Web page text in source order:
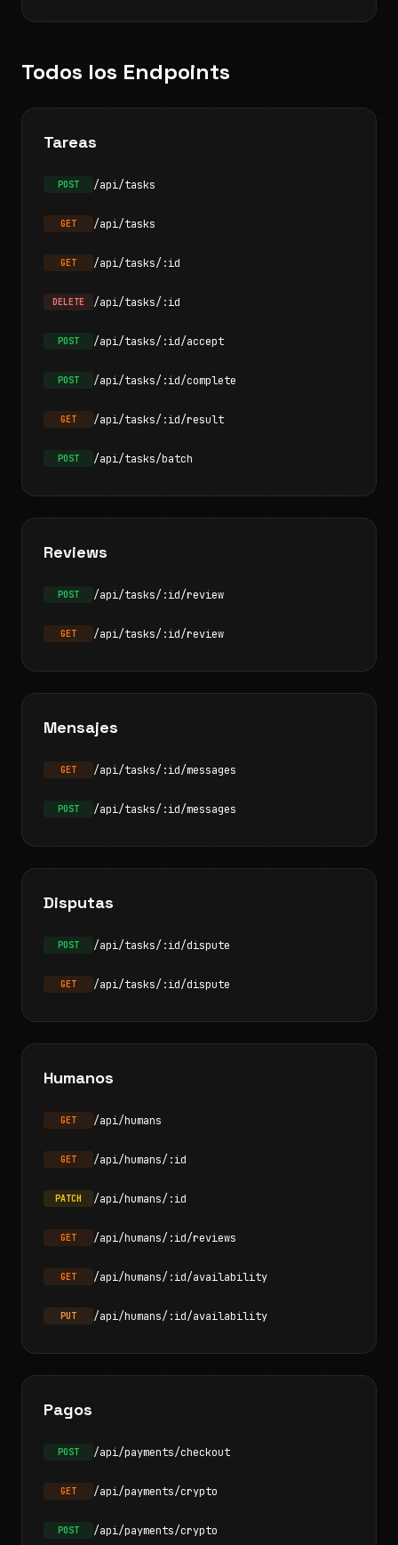
Todos los Endpoints
Tareas
POST /api/tasks
GET /api/tasks
GET /api/tasks/:id
DELETE /api/tasks/:id
POST /api/tasks/:id/accept
POST /api/tasks/:id/complete
GET /api/tasks/:id/result
POST /api/tasks/batch
Reviews
POST /api/tasks/:id/review
GET /api/tasks/:id/review
Mensajes
GET /api/tasks/:id/messages
POST /api/tasks/:id/messages
Disputas
POST /api/tasks/:id/dispute
GET /api/tasks/:id/dispute
Humanos
GET /api/humans
GET /api/humans/:id
PATCH /api/humans/:id
GET /api/humans/:id/reviews
GET /api/humans/:id/availability
PUT /api/humans/:id/availability
Pagos
POST /api/payments/checkout
GET /api/payments/crypto
POST /api/payments/crypto